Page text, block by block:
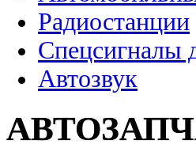
Радиостанции
Спецсигналы
Автозвук